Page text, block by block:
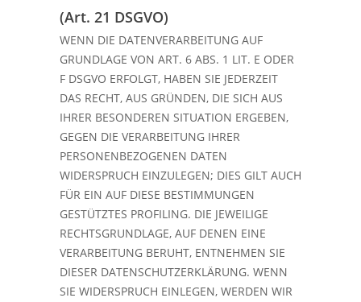
(Art. 21 DSGVO)
WENN DIE DATENVERARBEITUNG AUF
GRUNDLAGE VON ART. 6 ABS. 1 LIT. E ODER
F DSGVO ERFOLGT, HABEN SIE JEDERZEIT
DAS RECHT, AUS GRÜNDEN, DIE SICH AUS
IHRER BESONDEREN SITUATION ERGEBEN,
GEGEN DIE VERARBEITUNG IHRER
PERSONENBEZOGENEN DATEN
WIDERSPRUCH EINZULEGEN; DIES GILT AUCH
FÜR EIN AUF DIESE BESTIMMUNGEN
GESTÜTZTES PROFILING. DIE JEWEILIGE
RECHTSGRUNDLAGE, AUF DENEN EINE
VERARBEITUNG BERUHT, ENTNEHMEN SIE
DIESER DATENSCHUTZERKLÄRUNG. WENN
SIE WIDERSPRUCH EINLEGEN, WERDEN WIR